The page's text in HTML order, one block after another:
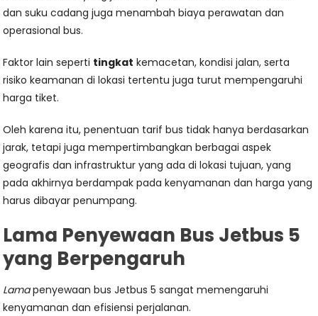
dan suku cadang juga menambah biaya perawatan dan
operasional bus.
Faktor lain seperti tingkat kemacetan, kondisi jalan, serta
risiko keamanan di lokasi tertentu juga turut mempengaruhi
harga tiket.
Oleh karena itu, penentuan tarif bus tidak hanya berdasarkan
jarak, tetapi juga mempertimbangkan berbagai aspek
geografis dan infrastruktur yang ada di lokasi tujuan, yang
pada akhirnya berdampak pada kenyamanan dan harga yang
harus dibayar penumpang.
Lama Penyewaan Bus Jetbus 5
yang Berpengaruh
Lamapenyewaan bus Jetbus 5 sangat memengaruhi
kenyamanan dan efisiensi perjalanan.